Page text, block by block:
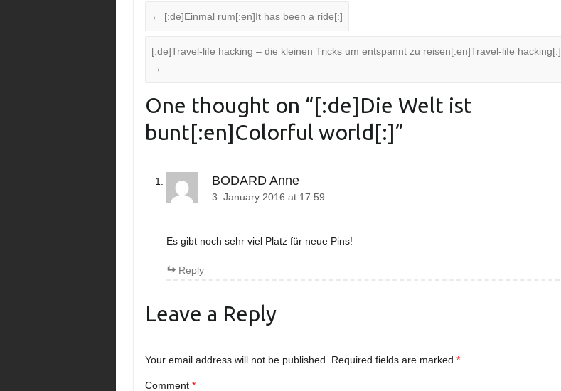
← [:de]Einmal rum[:en]It has been a ride[:]
[:de]Travel-life hacking – die kleinen Tricks um entspannt zu reisen[:en]Travel-life hacking[:]
→
One thought on “[:de]Die Welt ist
bunt[:en]Colorful world[:]”
BODARD Anne
3. January 2016 at 17:59
Es gibt noch sehr viel Platz für neue Pins!
Reply
Leave a Reply
Your email address will not be published. Required fields are marked*
Comment*